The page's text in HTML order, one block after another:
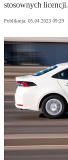
stosownych
Publikacja: 05.04.2023 09:29